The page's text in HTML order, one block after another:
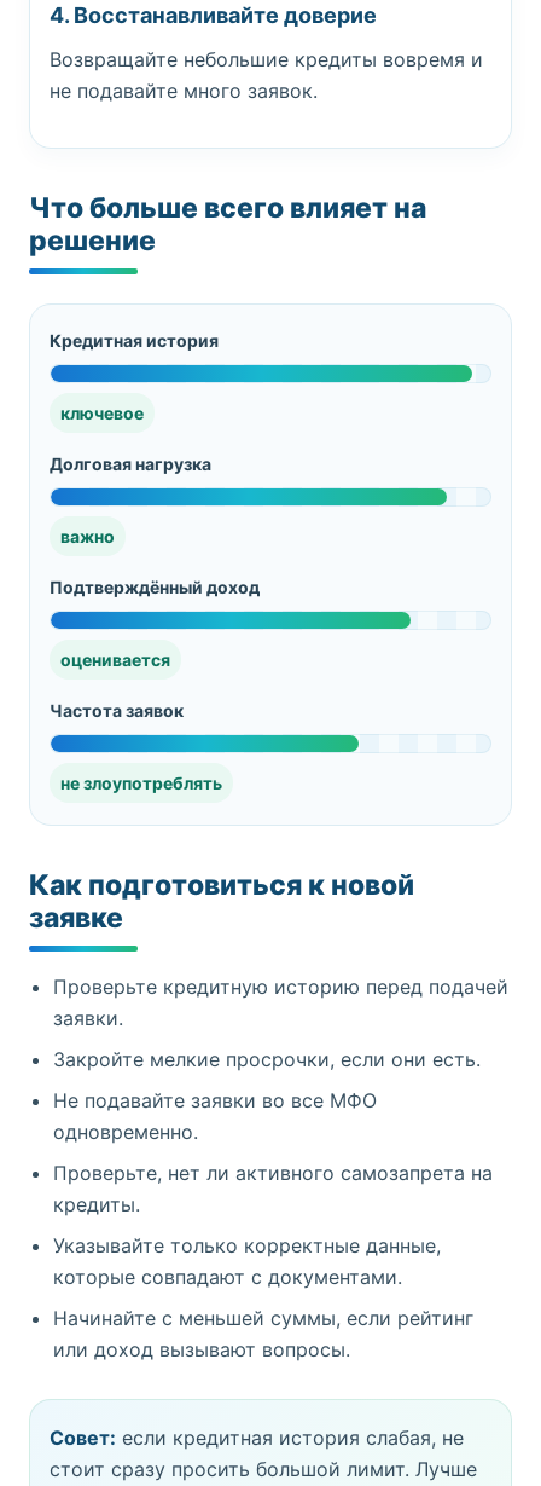
4. Восстанавливайте доверие
Возвращайте небольшие кредиты вовремя и
не подавайте много заявок.
Что больше всего влияет на
решение
Кредитная история
ключевое
Долговая нагрузка
важно
Подтверждённый доход
оценивается
Частота заявок
не злоупотреблять
Как подготовиться к новой
заявке
Проверьте кредитную историю перед подачей
заявки.
Закройте мелкие просрочки, если они есть.
Не подавайте заявки во все МФО
одновременно.
Проверьте, нет ли активного самозапрета на
кредиты.
Указывайте только корректные данные,
которые совпадают с документами.
Начинайте с меньшей суммы, если рейтинг
или доход вызывают вопросы.
Совет: если кредитная история слабая, не
стоит сразу просить большой лимит. Лучше